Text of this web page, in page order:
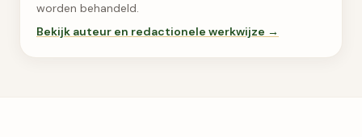
worden behandeld.
Bekijk auteur en redactionele werkwijze →